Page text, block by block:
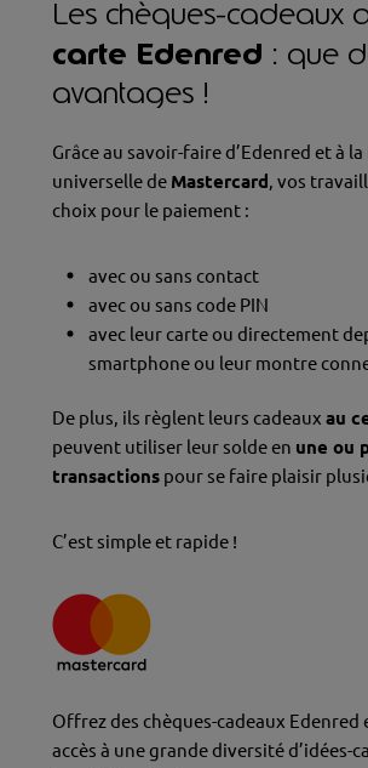
Les chèques-cadeaux
carte Edenred : que
avantages !
Grâce au savoir-faire d’Edenred et à
universelle de Mastercard, vos
choix pour le paiement :
avec ou sans contact
avec ou sans code PIN
avec leur carte ou directement
smartphone ou leur montre
De plus, ils règlent leurs cadeaux au
peuvent utiliser leur solde en une ou
transactionspour se faire plaisir
C’est simple et rapide !
Offrez des chèques-cadeaux Edenred
accès à une grande diversité d’idées-